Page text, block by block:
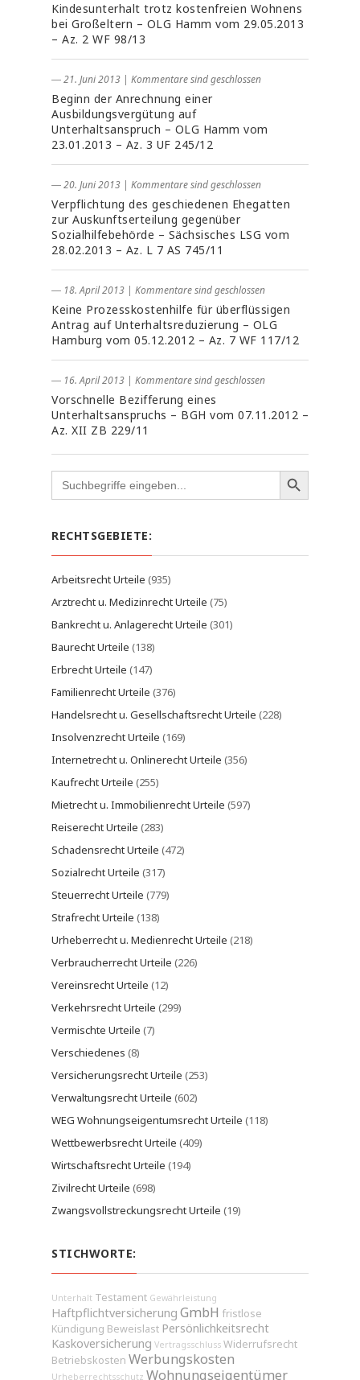
Kindesunterhalt trotz kostenfreien Wohnens
bei Großeltern – OLG Hamm vom 29.05.2013
– Az. 2 WF 98/13
― 21. Juni 2013 | Kommentare sind geschlossen
Beginn der Anrechnung einer
Ausbildungsvergütung auf
Unterhaltsanspruch – OLG Hamm vom
23.01.2013 – Az. 3 UF 245/12
― 20. Juni 2013 | Kommentare sind geschlossen
Verpflichtung des geschiedenen Ehegatten
zur Auskunftserteilung gegenüber
Sozialhilfebehörde – Sächsisches LSG vom
28.02.2013 – Az. L 7 AS 745/11
― 18. April 2013 | Kommentare sind geschlossen
Keine Prozesskostenhilfe für überflüssigen
Antrag auf Unterhaltsreduzierung – OLG
Hamburg vom 05.12.2012 – Az. 7 WF 117/12
― 16. April 2013 | Kommentare sind geschlossen
Vorschnelle Bezifferung eines
Unterhaltsanspruchs – BGH vom 07.11.2012 –
Az. XII ZB 229/11
Search
for:
RECHTSGEBIETE:
Arbeitsrecht Urteile (935)
Arztrecht u. Medizinrecht Urteile (75)
Bankrecht u. Anlagerecht Urteile (301)
Baurecht Urteile (138)
Erbrecht Urteile (147)
Familienrecht Urteile (376)
Handelsrecht u. Gesellschaftsrecht Urteile (228)
Insolvenzrecht Urteile (169)
Internetrecht u. Onlinerecht Urteile (356)
Kaufrecht Urteile (255)
Mietrecht u. Immobilienrecht Urteile (597)
Reiserecht Urteile (283)
Schadensrecht Urteile (472)
Sozialrecht Urteile (317)
Steuerrecht Urteile (779)
Strafrecht Urteile (138)
Urheberrecht u. Medienrecht Urteile (218)
Verbraucherrecht Urteile (226)
Vereinsrecht Urteile (12)
Verkehrsrecht Urteile (299)
Vermischte Urteile (7)
Verschiedenes (8)
Versicherungsrecht Urteile (253)
Verwaltungsrecht Urteile (602)
WEG Wohnungseigentumsrecht Urteile (118)
Wettbewerbsrecht Urteile (409)
Wirtschaftsrecht Urteile (194)
Zivilrecht Urteile (698)
Zwangsvollstreckungsrecht Urteile (19)
STICHWORTE:
Unterhalt Testament Gewährleistung
Haftpflichtversicherung GmbH fristlose
Kündigung Beweislast Persönlichkeitsrecht
Kaskoversicherung Vertragsschluss Widerrufsrecht
Betriebskosten Werbungskosten
Urheberrechtsschutz Wohnungseigentümer